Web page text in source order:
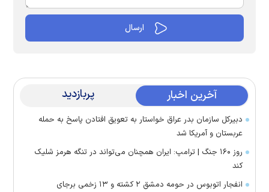
آخرین اخبار پربازدید
دبیرکل سازمان بدر عراق خواستار به تعویق افتادن پاسخ به حمله
عربستان و آمریکا شد
روز ۱۶۰ جنگ | ترامپ: ایران همچنان می‌تواند در تنگه هرمز شلیک
کند
انفجار اتوبوس در حومه دمشق ۲ کشته و ۱۳ زخمی برجای